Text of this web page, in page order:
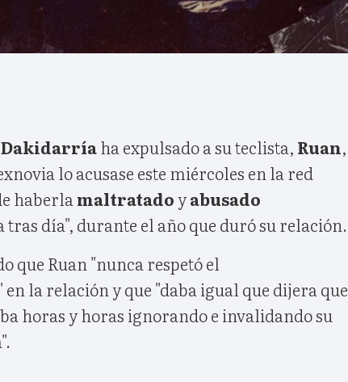
Dakidarríaha expulsado a su teclista, Ruan,
lo acusase este miércoles en la red
haberla maltratado yabusado
tras día", durante el año que duró su relación.
que Ruan "nunca respetó el
en la relación y que "daba igual que dijera que
horas y horas ignorando e invalidando su